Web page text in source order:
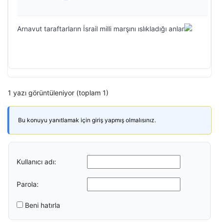
Arnavut taraftarların İsrail milli marşını ıslıkladığı anlar
1 yazı görüntüleniyor (toplam 1)
Bu konuyu yanıtlamak için giriş yapmış olmalısınız.
Kullanıcı adı:
Parola:
Beni hatırla